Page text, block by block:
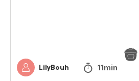
LilyBouh 11min